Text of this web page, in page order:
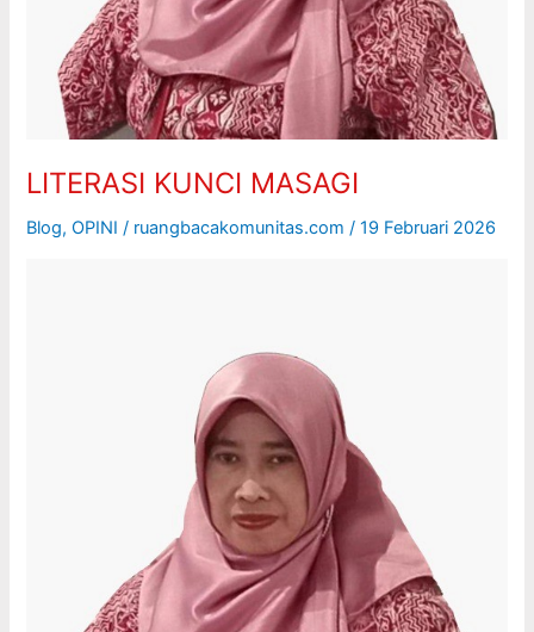
LITERASI KUNCI MASAGI
Blog,OPINI / ruangbacakomunitas.com/19 Februari 2026